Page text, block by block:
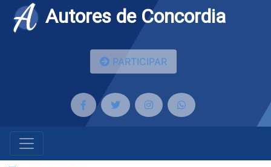
Autores de Concordia
PARTICIPAR